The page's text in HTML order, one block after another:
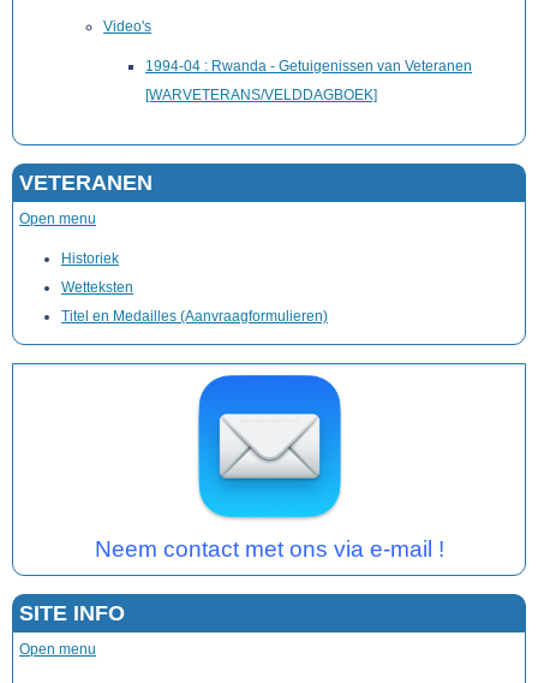
Video's
1994-04 : Rwanda - Getuigenissen van Veteranen
[WARVETERANS/VELDDAGBOEK]
VETERANEN
Open menu
Historiek
Wetteksten
Titel en Medailles (Aanvraagformulieren)
Neem contact met ons via e-mail !
SITE INFO
Open menu